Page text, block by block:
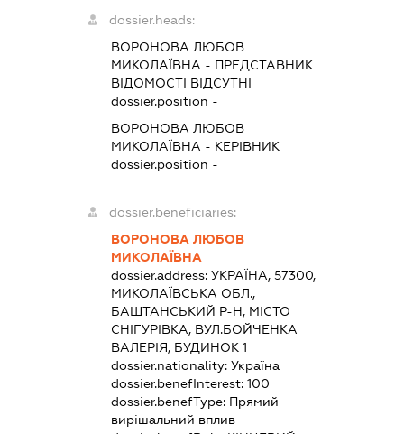
dossier.heads:
ВОРОНОВА ЛЮБОВ
МИКОЛАЇВНА - ПРЕДСТАВНИК
ВІДОМОСТІ ВІДСУТНІ
dossier.position -
ВОРОНОВА ЛЮБОВ
МИКОЛАЇВНА - КЕРІВНИК
dossier.position -
dossier.beneficiaries:
ВОРОНОВА ЛЮБОВ
МИКОЛАЇВНА
dossier.address: УКРАЇНА, 57300,
МИКОЛАЇВСЬКА ОБЛ.,
БАШТАНСЬКИЙ Р-Н, МІСТО
СНІГУРІВКА, ВУЛ.БОЙЧЕНКА
ВАЛЕРІЯ, БУДИНОК 1
dossier.nationality: Україна
dossier.benefInterest: 100
dossier.benefType: Прямий
вирішальний вплив